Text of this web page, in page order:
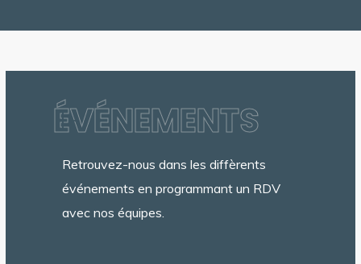
~
ÉVÉNEMENTS
Retrouvez-nous dans les diffèrents
événements en programmant un RDV
avec nos équipes.